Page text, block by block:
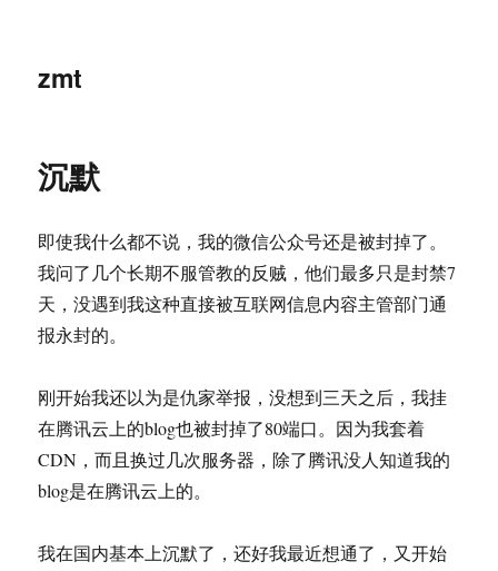
zmt
沉默
即使我什么都不说，我的微信公众号还是被封掉了。
我问了几个长期不服管教的反贼，他们最多只是封禁7
天，没遇到我这种直接被互联网信息内容主管部门通
报永封的。
刚开始我还以为是仇家举报，没想到三天之后，我挂
在腾讯云上的blog也被封掉了80端口。因为我套着
CDN，而且换过几次服务器，除了腾讯没人知道我的
blog是在腾讯云上的。
我在国内基本上沉默了，还好我最近想通了，又开始